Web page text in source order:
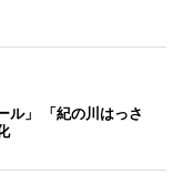
ル」 「紀の川はっさ